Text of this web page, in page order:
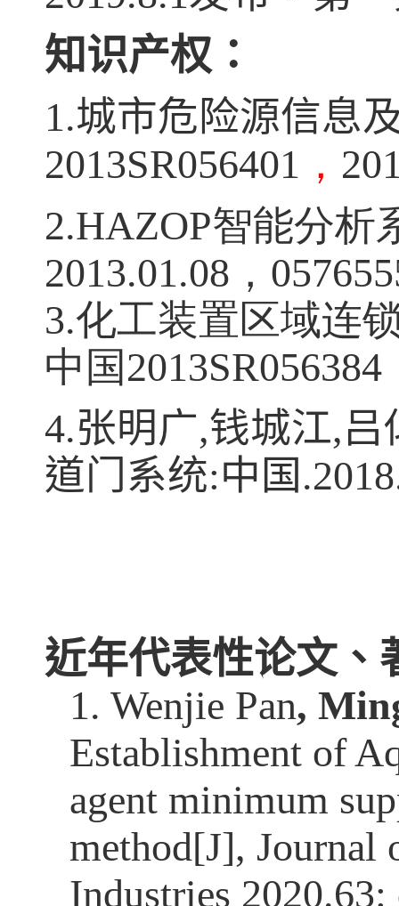
知识产权：
1.城市危险源信息
2013SR056401 ，
2.HAZOP智能分析
2013.01.08 ，
3.化工装置区域连
中国2013SR056384
4.张明广,钱城江,吕
道门系统:中国
近年代表性论文、
1. Wenjie Pan,
Establishment of
agent minimum
method[J], Journal
Industries